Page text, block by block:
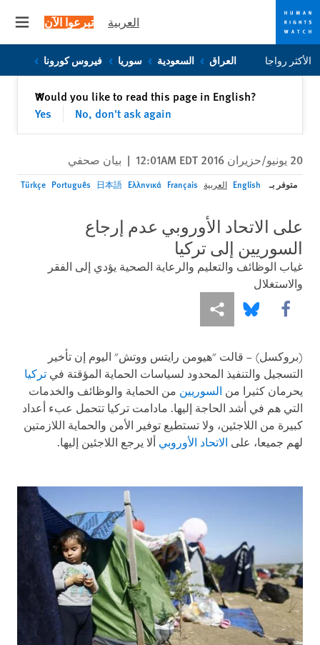
Skip
to
Skip
to
العربية تبرعوا الآن
الأكثر رواجا العراق السعودية سوريا فيروس كورونا
Would you like to read this page in English?
Yes
No, don't ask again
✕إغلاق
20 يونيو/حزيران 2016 12:01AM EDT | بيان صحفي
متوفر بـ English العربية Français
Ελληνικά
日本語
Português
Türkçe
على الاتحاد الأوروبي عدم إرجاع
السوريين إلى تركيا
غياب الوظائف والتعليم والرعاية الصحية يؤدي إلى الفقر
والاستغلال
Share this via Facebook
Share this via Bluesky
Share this via مشاركة
(بروكسل) – قالت "هيومن رايتس ووتش" اليوم إن تأخير
التسجيل والتنفيذ المحدود لسياسات الحماية المؤقتة في تركيا
يحرمان كثيرا من السوريين من الحماية والوظائف والخدمات
التي هم في أشد الحاجة إليها. مادامت تركيا تتحمل عبء أعداد
كبيرة من اللاجئين، ولا تستطيع توفير الأمن والحماية اللازمتين
لهم جميعا، على الاتحاد الأوروبي ألا يرجع اللاجئين إليها.